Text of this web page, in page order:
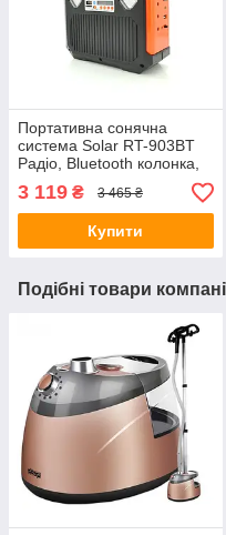
Портативна сонячна
система Solar RT-903BT
Радіо, Bluetooth колонка,
вбудований акумулятор, 3
лампочки 3W
3 119 ₴ 3 465 ₴
Купити
Подібні товари